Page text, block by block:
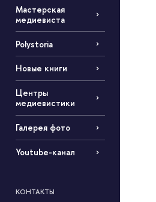
Мастерская
медиевиста
Polystoria
Новые книги
Центры
медиевистики
Галерея фото
Youtube-канал
КОНТАКТЫ